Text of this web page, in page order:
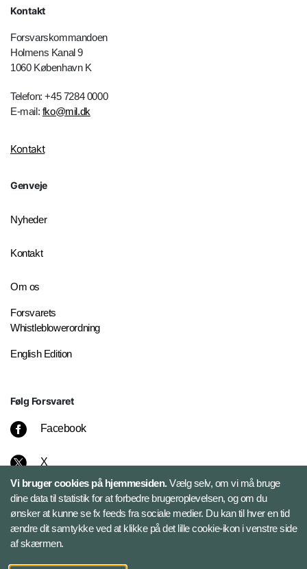
Kontakt
Forsvarskommandoen
Holmens Kanal 9
1060 København K
Telefon: +45 7284 0000
E-mail: fko@mil.dk
Kontakt
Genveje
Nyheder
Kontakt
Om os
Forsvarets
Whistleblowerordning
English Edition
Følg Forsvaret
Facebook
X
Instagram
Bluesky
LinkedIn
Vi bruger cookies på hjemmesiden.Vælg selv, om vi må bruge
dine data til statistik for at forbedre brugeroplevelsen, og om du
ønsker at kunne se fx feeds fra sociale medier. Du kan til hver en tid
ændre dit samtykke ved at klikke på det lille cookie-ikon i venstre side
af skærmen.